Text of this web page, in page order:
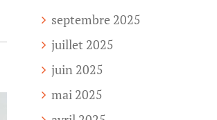
septembre 2025
juillet 2025
juin 2025
mai 2025